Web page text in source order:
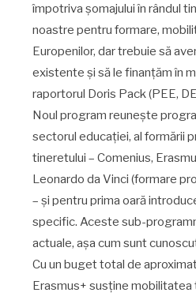
împotriva şomajului în rândul
noastre pentru formare,
Europenilor, dar trebuie să
existente şi să le finanţăm în
raportorul Doris Pack (PEE,
Noul program reuneşte
sectorul educaţiei, al formării
tineretului – Comenius,
Leonardo da Vinci (formare
– şi pentru prima oară
specific. Aceste sub-
actuale, aşa cum sunt
Cu un buget total de
Erasmus+ susţine mobilitatea